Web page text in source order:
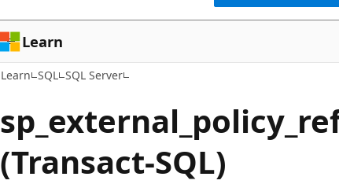
Learn
Learn SQL SQL Server
(Transact-SQL)